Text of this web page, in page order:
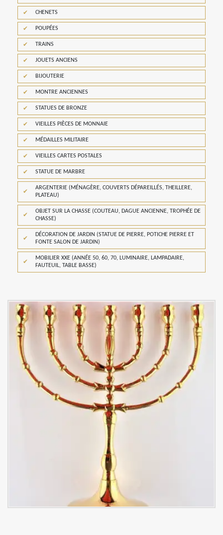
CHENETS
POUPÉES
TRAINS
JOUETS ANCIENS
BIJOUTERIE
MONTRE ANCIENNES
STATUES DE BRONZE
VIEILLES PIÈCES DE MONNAIE
MÉDAILLES MILITAIRE
VIEILLES CARTES POSTALES
STATUE DE MARBRE
ARGENTERIE (MÉNAGÈRE, COUVERTS DÉPAREILLÉS, THEILLERE,
PLATEAU)
OBJET SUR LA CHASSE (COUTEAU, DAGUE ANCIENNE, TROPHÉE DE
CHASSE)
DÉCORATION DE JARDIN (STATUE DE PIERRE, POTICHE PIERRE ET
FONTE SALON DE JARDIN)
MOBILIER XXE (ANNÉE 50, 60, 70, LUMINAIRE, LAMPADAIRE,
FAUTEUIL, TABLE BASSE)